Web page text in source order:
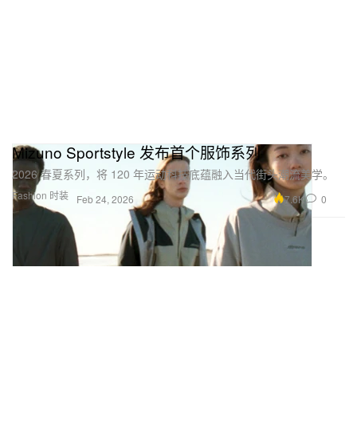
Fashion 时装
Mizuno Sportstyle 发布首个服饰系列
2026 春夏系列，将 120 年运动科技底蕴融入当代街头潮流美学。
Feb 24, 2026 7.6K 0